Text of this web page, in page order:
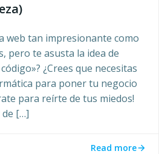
web tan impresionante como
pero te asusta la idea de
¿Crees que necesitas
para poner tu negocio
para reírte de tus miedos!
de […]
Read more